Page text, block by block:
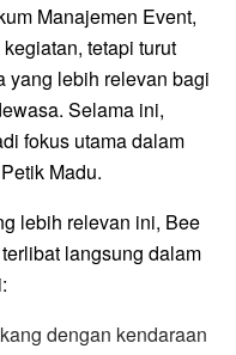
Manajemen Event,
tetapi turut
yang lebih relevan bagi
Selama ini,
fokus utama dalam
Madu.
lebih relevan ini, Bee
langsung dalam
dengan kendaraan